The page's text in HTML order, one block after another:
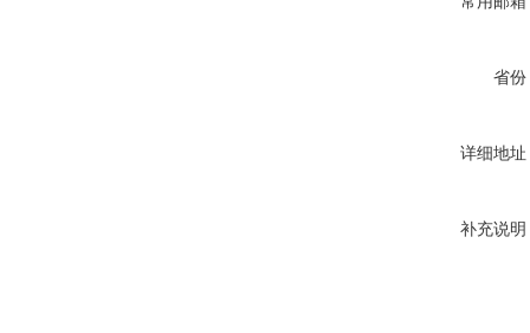
省份
详细地址
补充说明